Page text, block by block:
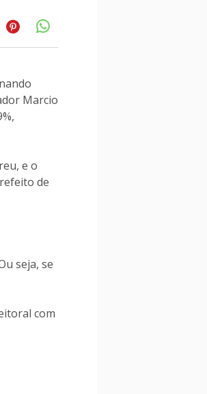
Marcio
e o
de
seja, se
com